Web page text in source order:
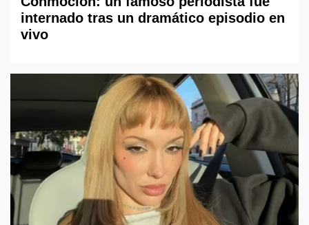
internado tras un dramático episodio en
vivo